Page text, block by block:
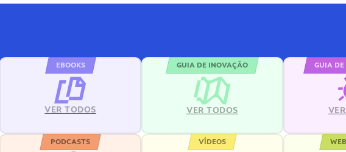
EBOOKS
VER TODOS
GUIA DE INOVAÇÃO
VER TODOS
GUIA
PODCASTS VÍDEOS